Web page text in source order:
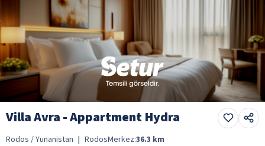
Villa Avra - Appartment Hydra
Rodos / Yunanistan | RodosMerkez:36.3 km